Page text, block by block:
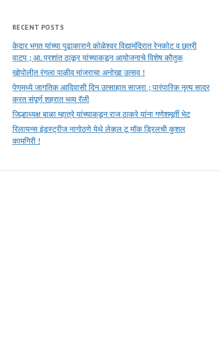
RECENT POSTS
केदार भगत यांच्या पुढाकाराने कोळेश्वर विद्यामंदिरात रेनकोट व छत्री
वाटप ; आ. प्रशांत ठाकूर यांच्याकडून आयोजनाचे विशेष कौतुक
खोपोलीत रंगला पाळीव मांजराचा अनोखा उत्सव !
पेणमध्ये जागतिक आदिवासी दिन उत्साहात साजरा ; पारंपारिक नृत्य सादर
करत संपूर्ण शहरात भव्य रॅली
जिल्हाध्यक्ष बाळा म्हात्रे यांच्याकडून राज ठाकरे यांना गणेशमूर्ती भेट
रिलायन्स इंडस्ट्रीज नागोठणे येथे लेव्हल टू मॉक ड्रिलची कुशल
कामगिरी !